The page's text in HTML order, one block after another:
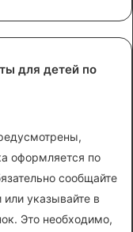
для детей по
оформляется по
сообщайте
указывайте в
Это необходимо,